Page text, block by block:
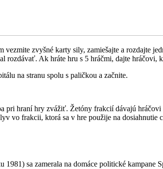
vezmite zvyšné karty sily, zamiešajte a rozdajte
rozdávať. Ak hráte hru s 5 hráčmi, dajte hráčovi,
na stranu spolu s paličkou a začnite.
pri hraní hry zvážiť. Žetóny frakcií dávajú
vo frakcii, ktorá sa v hre použije na
sa zamerala na domáce politické kampane